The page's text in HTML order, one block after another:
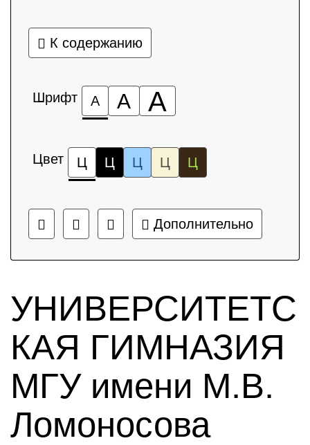
К содержанию
Шрифт А А А
Цвет Ц Ц Ц Ц Ц
Дополнительно
УНИВЕРСИТЕТС
КАЯ ГИМНАЗИЯ
МГУ имени М.В.
Ломоносова